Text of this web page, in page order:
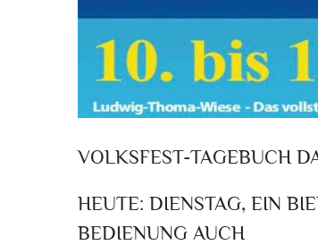
VOLKSFEST-TAGEBUCH
HEUTE: DIENSTAG, EIN
BEDIENUNG AUCH